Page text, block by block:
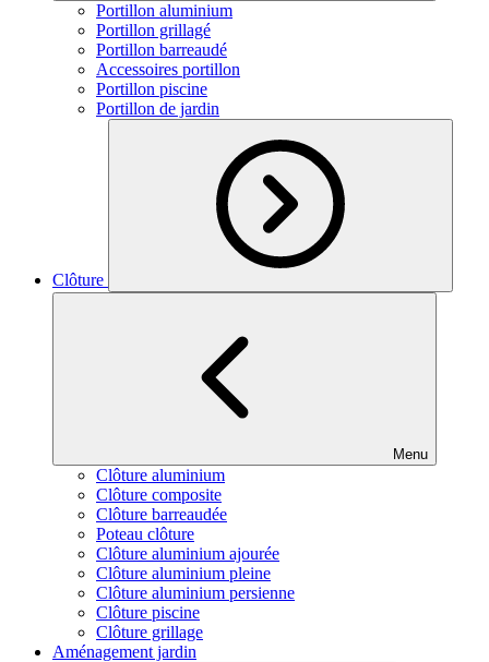
Portillon aluminium
Portillon grillagé
Portillon barreaudé
Accessoires portillon
Portillon piscine
Portillon de jardin
Clôture
Menu
Clôture aluminium
Clôture composite
Clôture barreaudée
Poteau clôture
Clôture aluminium ajourée
Clôture aluminium pleine
Clôture aluminium persienne
Clôture piscine
Clôture grillage
Aménagement jardin